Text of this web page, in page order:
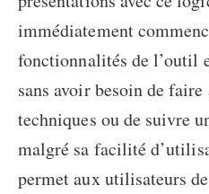
immédiatement
fonctionnalités de l’outil
sans avoir besoin de faire
techniques ou de suivre
malgré sa facilité
permet aux utilisateurs